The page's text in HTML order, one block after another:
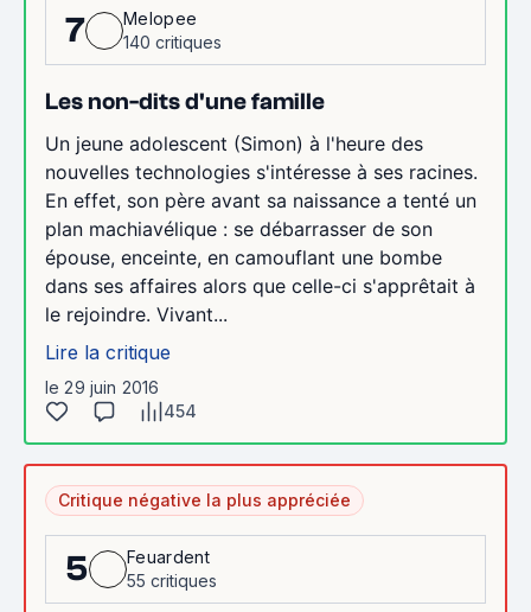
7
Melopee
140 critiques
Les non-dits d'une famille
Un jeune adolescent (Simon) à l'heure des
nouvelles technologies s'intéresse à ses racines.
En effet, son père avant sa naissance a tenté un
plan machiavélique : se débarrasser de son
épouse, enceinte, en camouflant une bombe
dans ses affaires alors que celle-ci s'apprêtait à
le rejoindre. Vivant...
Lire la critique
le 29 juin 2016
454
Critique négative la plus appréciée
5
Feuardent
55 critiques